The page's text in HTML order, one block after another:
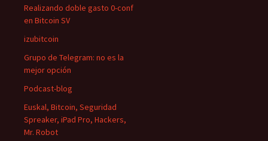
Realizando doble gasto 0-conf
en Bitcoin SV
izubitcoin
Grupo de Telegram: no es la
mejor opción
Podcast-blog
Euskal, Bitcoin, Seguridad
Spreaker, iPad Pro, Hackers,
Mr. Robot